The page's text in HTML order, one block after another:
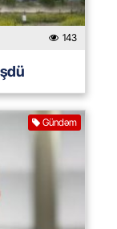
143
Gündəm